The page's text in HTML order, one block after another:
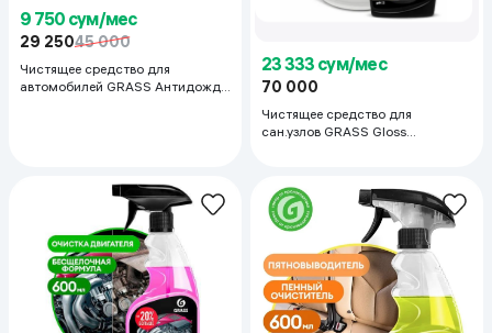
9 750 сум/мес
29 25045 000
Чистящее средство для
автомобилей GRASS Антидождь,
23 333 сум/мес
70 000
Чистящее средство для
сан.узлов GRASS Gloss